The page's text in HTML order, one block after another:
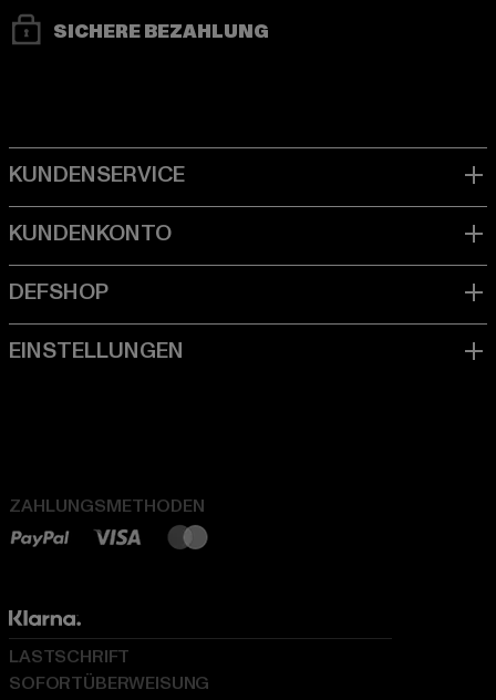
SICHERE BEZAHLUNG
ZAHLUNGSMETHODEN
LASTSCHRIFT
SOFORTÜBERWEISUNG